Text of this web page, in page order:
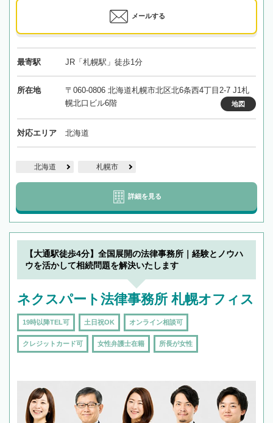
メールする
最寄駅 JR「札幌駅」徒歩1分
所在地
〒060-0806 北海道札幌市北区北6条西4丁目2-7 J1札
幌北口ビル6階
地図
対応エリア 北海道
北海道 札幌市
詳細を見る
【大通駅徒歩4分】全国展開の法律事務所｜経験とノウハ
ウを活かして相続問題を解決いたします
ネクスパート法律事務所 札幌オフィス
19時以降TEL可 土日祝OK オンライン相談可
クレジットカード可 女性弁護士在籍 所長が女性